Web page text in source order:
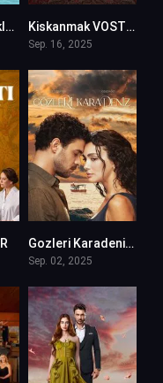
Cennetin Cocuklari VOSTFR Kiskanmak VOSTFR
Sep. 16, 2025
Gozleri Karadeniz VOSTFR
Sep. 02, 2025